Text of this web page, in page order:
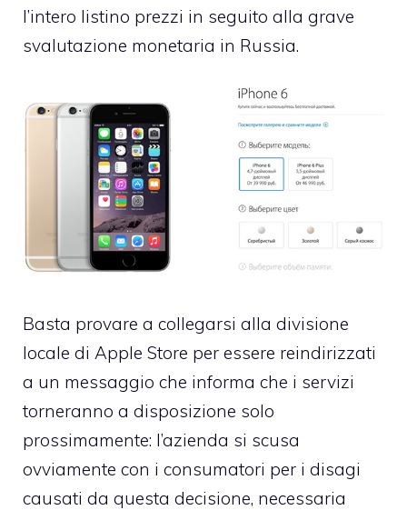
l’intero listino prezzi in seguito alla grave
svalutazione monetaria in Russia.
Basta provare a collegarsi alla divisione
locale di Apple Store per essere reindirizzati
a un messaggio che informa che i servizi
torneranno a disposizione solo
prossimamente: l’azienda si scusa
ovviamente con i consumatori per i disagi
causati da questa decisione, necessaria